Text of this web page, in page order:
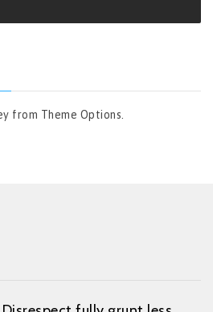
from Theme Options.